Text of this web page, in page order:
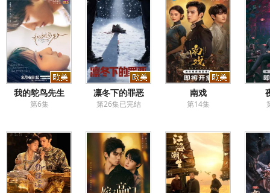
我的鸵鸟先生
第6集
凛冬下的罪恶
第26集已完结
南戏
第14集